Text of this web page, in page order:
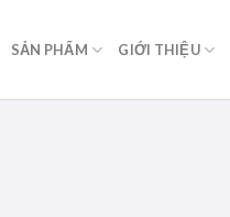
SẢN PHẨM GIỚI THIỆU